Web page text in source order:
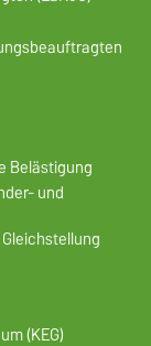
Belästigung
und
(KEG)